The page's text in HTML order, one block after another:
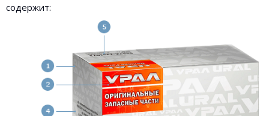
содержит: